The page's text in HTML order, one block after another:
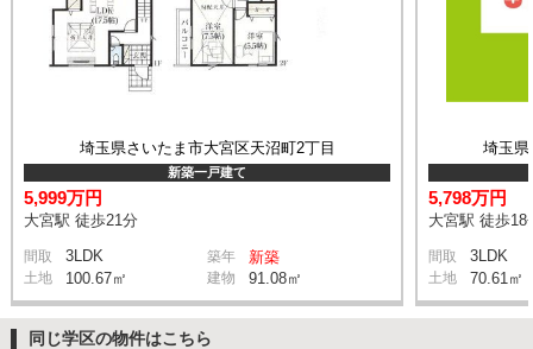
埼玉県さいたま市大宮区天沼町2丁目
新築一戸建て
5,999万円
大宮駅 徒歩21分
間取 3LDK 築年 新築
土地 100.67㎡ 建物 91.08㎡
埼玉県
5,798万円
大宮駅 徒歩18
間取 3LDK
土地 70.61㎡
同じ学区の物件はこちら